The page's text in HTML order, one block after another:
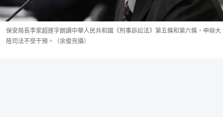
保安局長李家超逐字朗讀中華人民共和國《刑事訴訟法》第五條和第六條，申辯大
陸司法不受干預。（余俊亮攝）